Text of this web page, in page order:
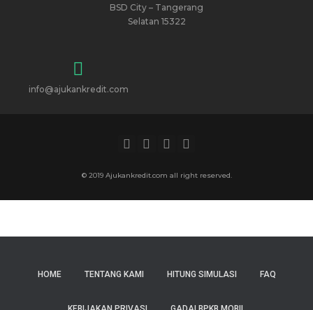
BSD City – Tangerang
Selatan 15322
info@ajukankredit.com
© 2019 Ajukankredit.com all right reserved.
HOME TENTANG KAMI HITUNG SIMULASI FAQ